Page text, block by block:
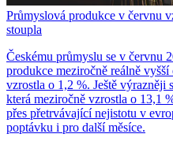
Průmyslová produkce v červnu
stoupla
Českému průmyslu se v červnu
produkce meziročně reálně
vzrostla o 1,2 %. Ještě výrazněji
která meziročně vzrostla o 13,1
přes přetrvávající nejistotu v
poptávku i pro další měsíce.